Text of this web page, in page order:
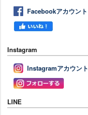
Facebookアカウント
Instagram
Instagramアカウント
LINE